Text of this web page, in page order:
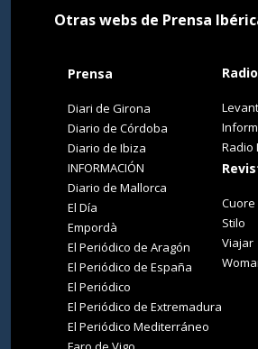
Otras webs de Prensa
Prensa
Diari de Girona
Diario de Córdoba
Diario de Ibiza
INFORMACIÓN
Diario de Mallorca
El Día
Empordà
El Periódico de Aragón
El Periódico de España
El Periódico
El Periódico de Extremadura
El Periódico Mediterráneo
Radio
Cuore
Stilo
Viajar